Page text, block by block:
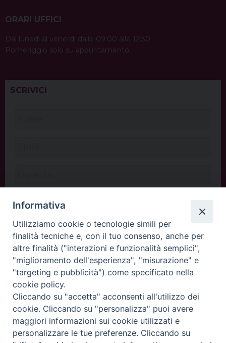
ORARI UFFICI
Dal lunedì al venerdì dalle 09:00 alle 12:30.
Pomeriggio solo su appuntamento.
SCRIVICI
INVIA
Informativa
Utilizziamo cookie o tecnologie simili per
finalità tecniche e, con il tuo consenso, anche per
altre finalità ("interazioni e funzionalità semplici",
"miglioramento dell'esperienza", "misurazione" e
"targeting e pubblicità") come specificato nella
cookie policy.
Cliccando su "accetta" acconsenti all'utilizzo dei
cookie. Cliccando su "personalizza" puoi avere
maggiori informazioni sui cookie utilizzati e
personalizzare le tue preferenze. Cliccando su